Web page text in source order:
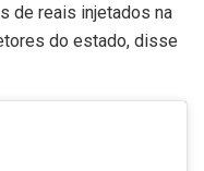
de reais injetados na
do estado, disse